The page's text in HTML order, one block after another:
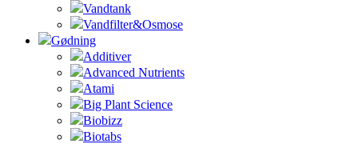
Vandtank
Vandfilter&Osmose
Gødning
Additiver
Advanced Nutrients
Atami
Big Plant Science
Biobizz
Biotabs